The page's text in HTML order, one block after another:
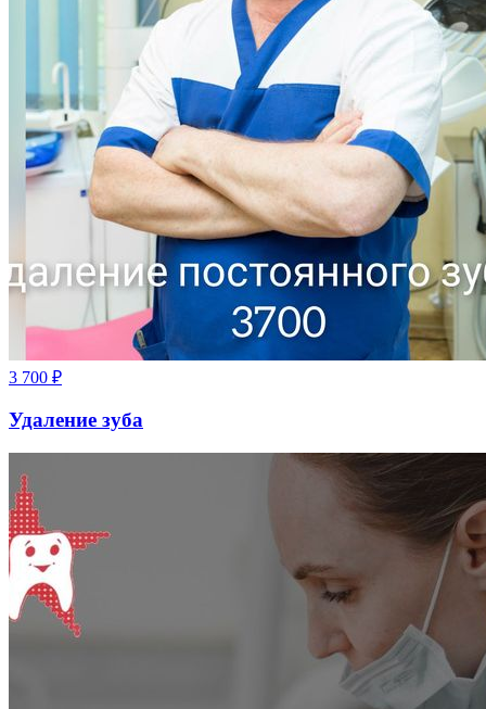
3 700 ₽
Удаление зуба